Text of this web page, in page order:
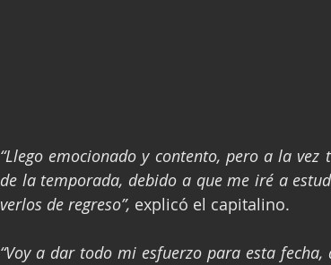
“Llego emocionado y contento, pero a la
de la temporada, debido a que me iré a
verlos de regreso”, explicó el capitalino.
“Voy a dar todo mi esfuerzo para esta